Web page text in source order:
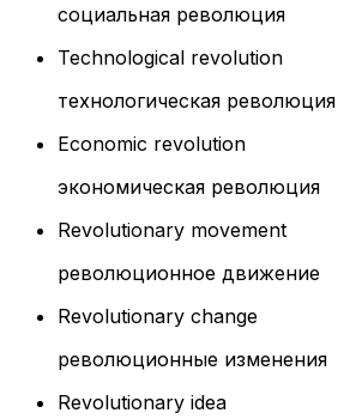
социальная революция
Technological revolution
технологическая революция
Economic revolution
экономическая революция
Revolutionary movement
революционное движение
Revolutionary change
революционные изменения
Revolutionary idea